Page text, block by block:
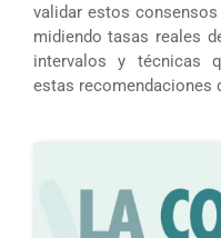
validar estos
midiendo tasas reales
intervalos y técnicas
estas recomendaciones